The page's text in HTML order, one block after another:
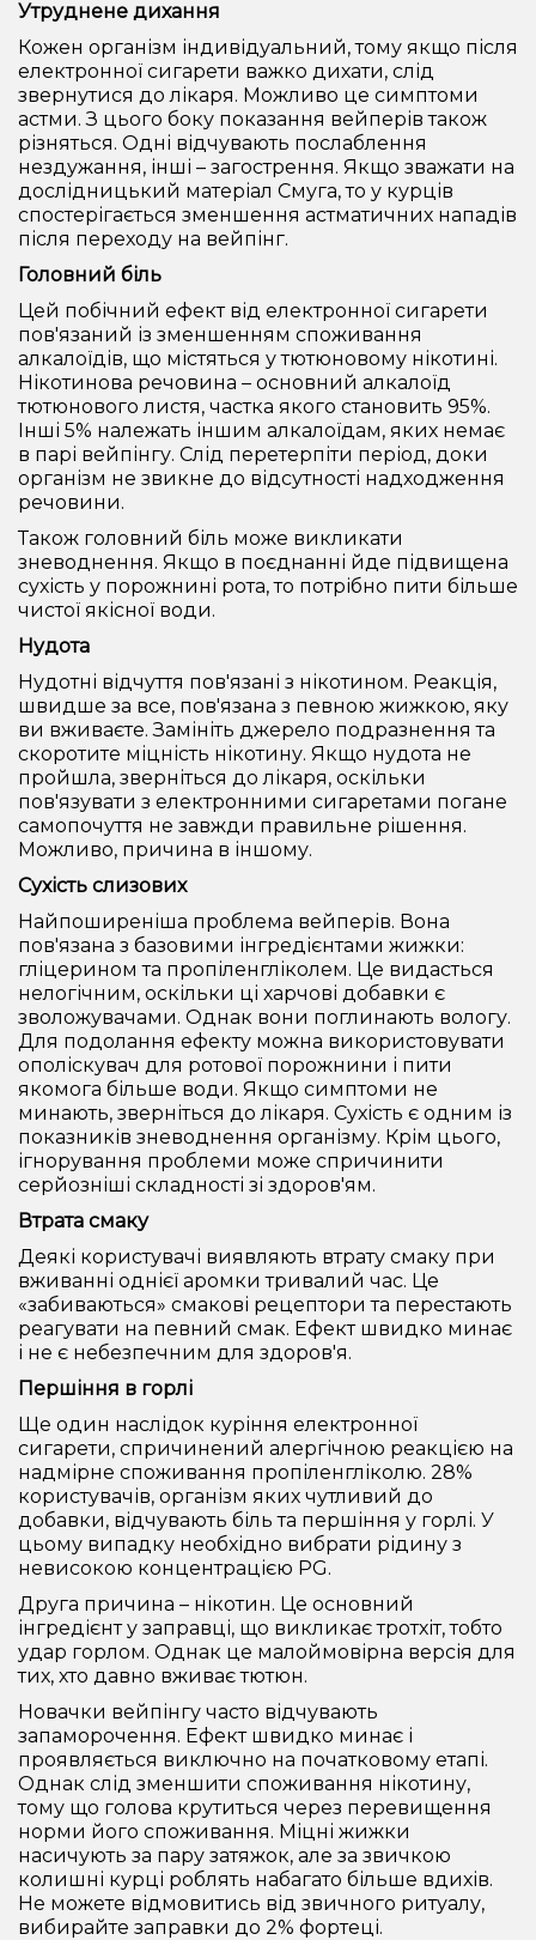
Утруднене дихання
Кожен організм індивідуальний, тому якщо після
електронної сигарети важко дихати, слід
звернутися до лікаря. Можливо це симптоми
астми. З цього боку показання вейперів також
різняться. Одні відчувають послаблення
нездужання, інші – загострення. Якщо зважати на
дослідницький матеріал Смуга, то у курців
спостерігається зменшення астматичних нападів
після переходу на вейпінг.
Головний біль
Цей побічний ефект від електронної сигарети
пов'язаний із зменшенням споживання
алкалоїдів, що містяться у тютюновому нікотині.
Нікотинова речовина – основний алкалоїд
тютюнового листя, частка якого становить 95%.
Інші 5% належать іншим алкалоїдам, яких немає
в парі вейпінгу. Слід перетерпіти період, доки
організм не звикне до відсутності надходження
речовини.
Також головний біль може викликати
зневоднення. Якщо в поєднанні йде підвищена
сухість у порожнині рота, то потрібно пити більше
чистої якісної води.
Нудота
Нудотні відчуття пов'язані з нікотином. Реакція,
швидше за все, пов'язана з певною жижкою, яку
ви вживаєте. Замініть джерело подразнення та
скоротите міцність нікотину. Якщо нудота не
пройшла, зверніться до лікаря, оскільки
пов'язувати з електронними сигаретами погане
самопочуття не завжди правильне рішення.
Можливо, причина в іншому.
Сухість слизових
Найпоширеніша проблема вейперів. Вона
пов'язана з базовими інгредієнтами жижки:
гліцерином та пропіленгліколем. Це видасться
нелогічним, оскільки ці харчові добавки є
зволожувачами. Однак вони поглинають вологу.
Для подолання ефекту можна використовувати
ополіскувач для ротової порожнини і пити
якомога більше води. Якщо симптоми не
минають, зверніться до лікаря. Сухість є одним із
показників зневоднення організму. Крім цього,
ігнорування проблеми може спричинити
серйозніші складності зі здоров'ям.
Втрата смаку
Деякі користувачі виявляють втрату смаку при
вживанні однієї аромки тривалий час. Це
«забиваються» смакові рецептори та перестають
реагувати на певний смак. Ефект швидко минає
і не є небезпечним для здоров'я.
Першіння в горлі
Ще один наслідок куріння електронної
сигарети, спричинений алергічною реакцією на
надмірне споживання пропіленгліколю. 28%
користувачів, організм яких чутливий до
добавки, відчувають біль та першіння у горлі. У
цьому випадку необхідно вибрати рідину з
невисокою концентрацією PG.
Друга причина – нікотин. Це основний
інгредієнт у заправці, що викликає тротхіт, тобто
удар горлом. Однак це малоймовірна версія для
тих, хто давно вживає тютюн.
Новачки вейпінгу часто відчувають
запаморочення. Ефект швидко минає і
проявляється виключно на початковому етапі.
Однак слід зменшити споживання нікотину,
тому що голова крутиться через перевищення
норми його споживання. Міцні жижки
насичують за пару затяжок, але за звичкою
колишні курці роблять набагато більше вдихів.
Не можете відмовитись від звичного ритуалу,
вибирайте заправки до 2% фортеці.